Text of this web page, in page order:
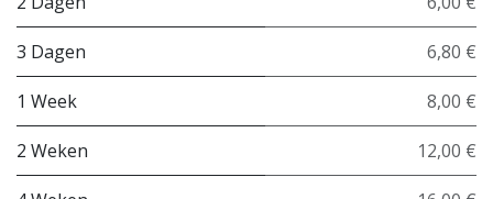
3 Dagen 6,80 €
1 Week 8,00 €
2 Weken 12,00 €